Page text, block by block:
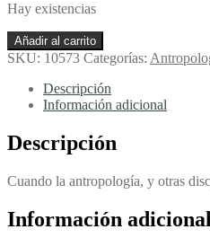
Hay existencias
No
Hay
Más
Diverso.
De
Antropología
-
Carlos
Añadir al carrito
SKU: 10573 Categorías:
Descripción
Información adicional
Descripción
Cuando la antropología, y otras
Información adicional